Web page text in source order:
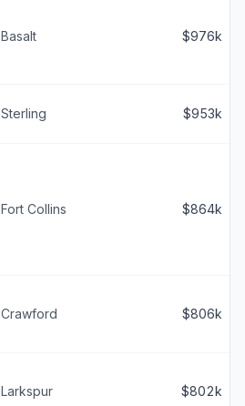
Basalt $976k
Sterling $953k
Fort Collins $864k
Crawford $806k
Larkspur $802k